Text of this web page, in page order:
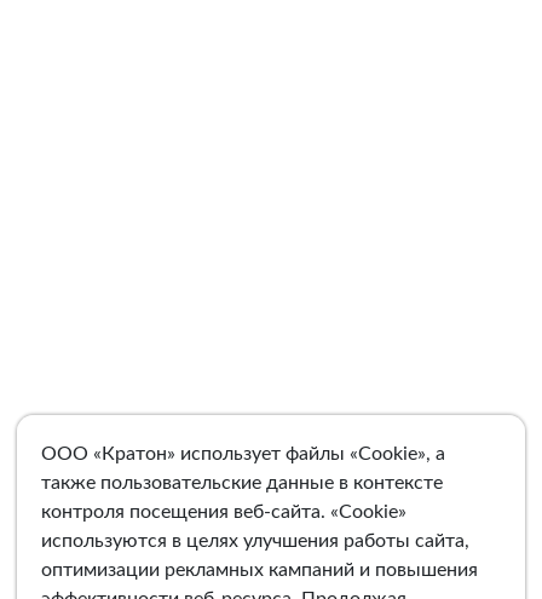
ООО «Кратон» использует файлы «Cookie», а
также пользовательские данные в контексте
контроля посещения веб-сайта. «Cookie»
используются в целях улучшения работы сайта,
оптимизации рекламных кампаний и повышения